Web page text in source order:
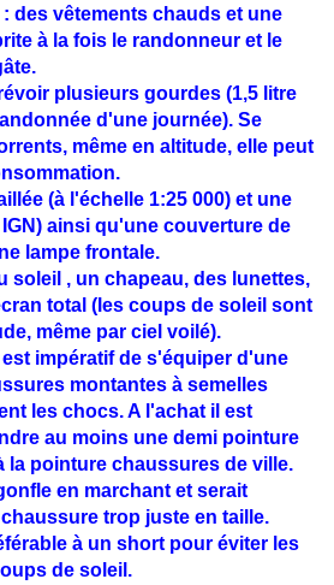
des vêtements chauds et une
à la fois le randonneur et le
plusieurs gourdes (1,5 litre
d'une journée). Se
même en altitude, elle peut
(à l'échelle 1:25 000) et une
ainsi qu'une couverture de
lampe frontale.
soleil , un chapeau, des lunettes,
total (les coups de soleil sont
même par ciel voilé).
impératif de s'équiper d'une
montantes à semelles
les chocs. A l'achat il est
au moins une demi pointure
la pointure chaussures de ville.
en marchant et serait
trop juste en taille.
à un short pour éviter les
de soleil.